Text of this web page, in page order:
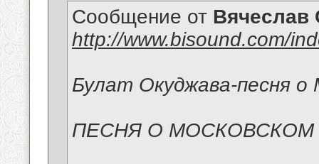
Сообщение от Вячеслав
http://www.bisound.com/
Булат Окуджава-песня о
ПЕСНЯ О МОСКОВСКОМ